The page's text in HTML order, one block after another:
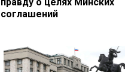
соглашений